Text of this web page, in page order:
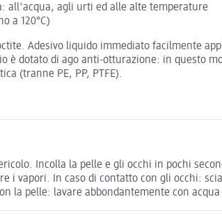
all'acqua, agli urti ed alle alte temperature
a 120°C)
Adesivo liquido immediato facilmente
è dotato di ago anti-otturazione: in questo
(tranne PE, PP, PTFE).
Incolla la pelle e gli occhi in pochi
i vapori. In caso di contatto con gli occhi:
la pelle: lavare abbondantemente con